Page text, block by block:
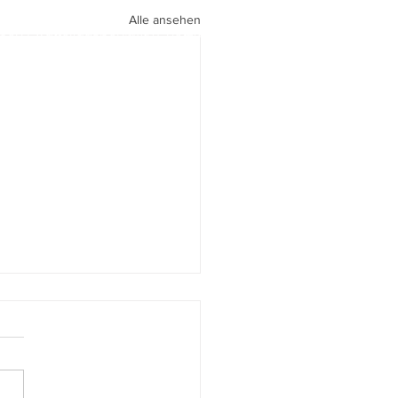
Alle ansehen
walter.gasperi@film-netz.com